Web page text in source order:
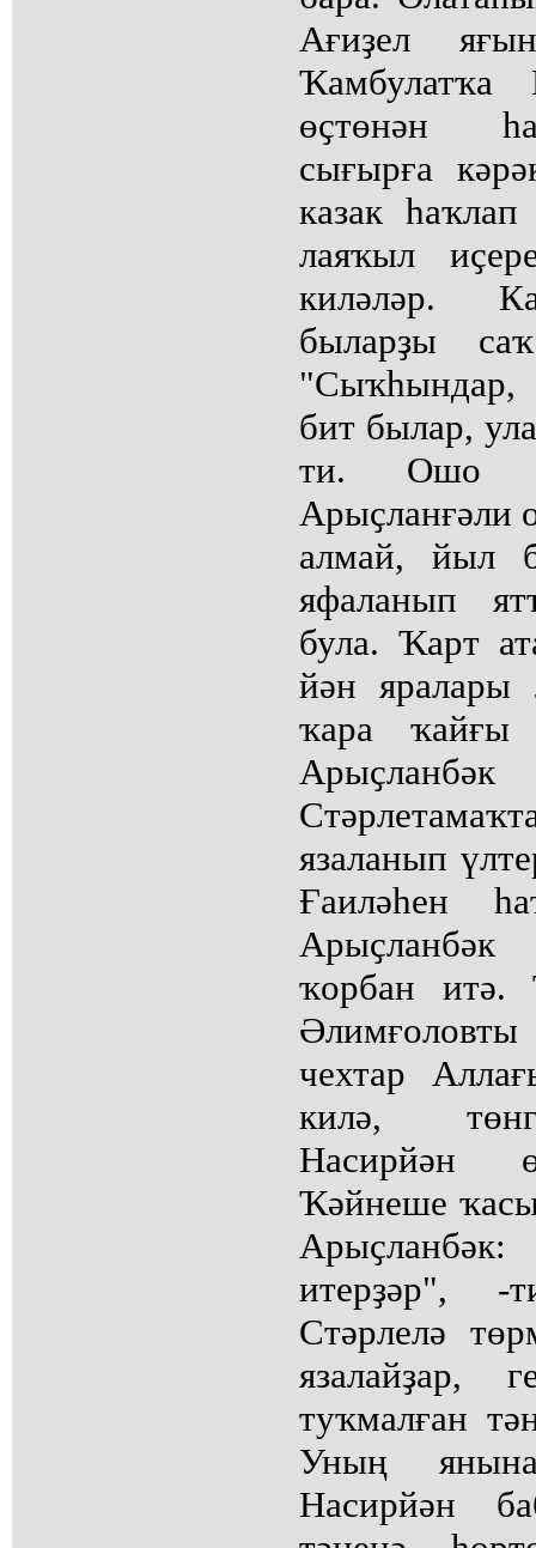
Ағиҙел
өҫтөнән
сығырға
казак
лаяҡыл
киләләр.
быларҙы
"Сыҡһындар,
бит былар,
ти. Ошо
Арыҫланғәли
алмай, йыл
яфаланып
була. Ҡарт
йән яралары
ҡара ҡайғы
язаланып
Ғаиләһен
ҡорбан итә.
чехтар
килә,
Насирйән
Ҡәйнеше
итерҙәр", -
Стәрлелә
язалайҙар,
туҡмалған
Уның
Насирйән